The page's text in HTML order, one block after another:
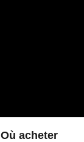
Où acheter